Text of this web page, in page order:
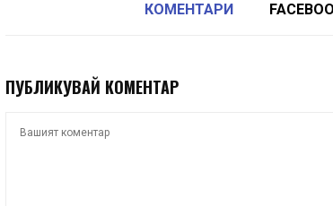
КОМЕНТАРИ
ПУБЛИКУВАЙ КОМЕНТАР